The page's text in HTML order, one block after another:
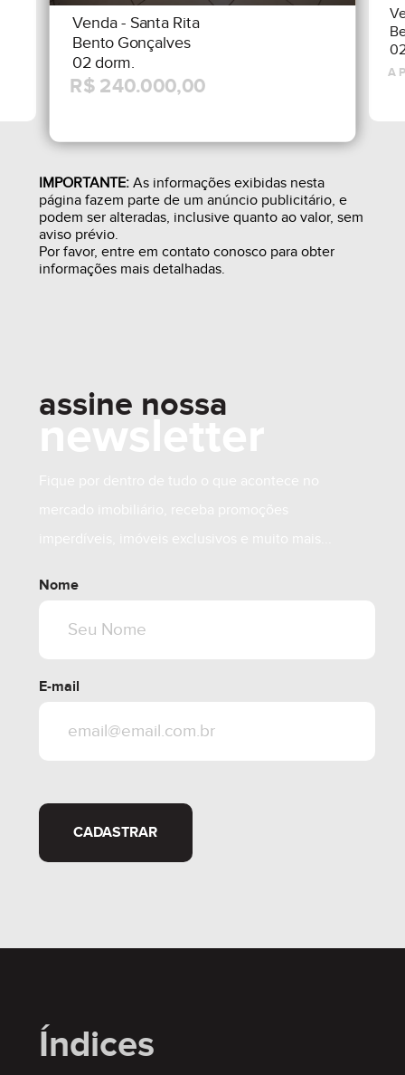
Venda- Santa Rita
Bento Gonçalves
02 dorm.
R$ 240.000,00
IMPORTANTE:As informações exibidas nesta
página fazem parte de um anúncio publicitário, e
podem ser alteradas, inclusive quanto ao valor, sem
aviso prévio.
Por favor, entre em contato conosco para obter
informações mais detalhadas.
assine nossa
Nome
E-mail
CADASTRAR
Índices